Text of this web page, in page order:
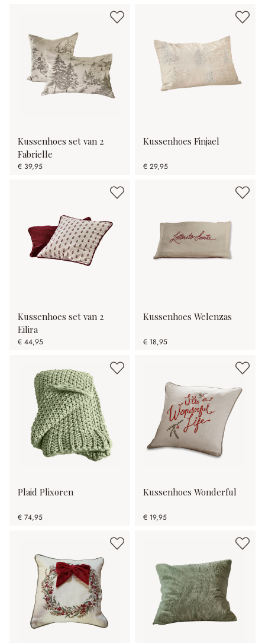
Kussenhoes set van 2
Fabrielle
€ 39,95
Kussenhoes Finjael
€ 29,95
Kussenhoes set van 2
Eilira
€ 44,95
Kussenhoes Welenzas
€ 18,95
Plaid Plixoren
€ 74,95
Kussenhoes Wonderful
€ 19,95